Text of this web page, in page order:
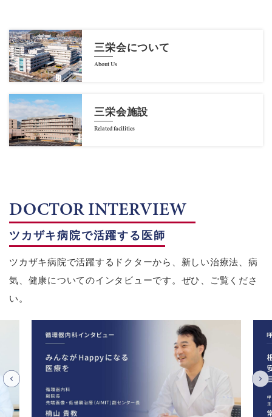
三栄会について
About Us
三栄会施設
Related facilities
DOCTOR INTERVIEW
ツカザキ病院で活躍する医師
ツカザキ病院で活躍するドクターから、新しい治療法、病
気、健康についてのインタビューです。ぜひ、ご覧くださ
い。